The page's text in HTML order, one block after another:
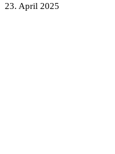
23. April 2025